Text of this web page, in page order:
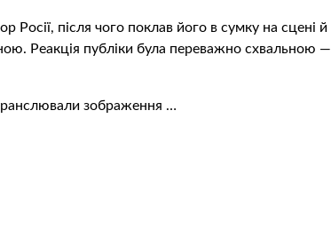
Росії, після чого поклав його в сумку на сцені й
Реакція публіки була переважно схвальною —
зображення …